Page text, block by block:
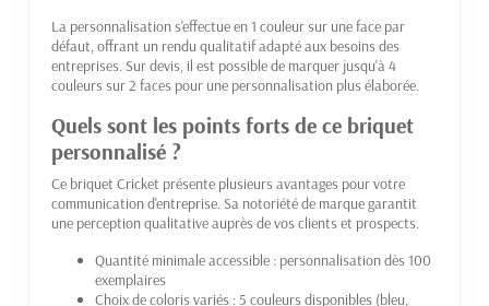
La personnalisation s'effectue en 1 couleur sur une face par
défaut, offrant un rendu qualitatif adapté aux besoins des
entreprises. Sur devis, il est possible de marquer jusqu'à 4
couleurs sur 2 faces pour une personnalisation plus élaborée.
Quels sont les points forts de ce briquet
personnalisé ?
Ce briquet Cricket présente plusieurs avantages pour votre
communication d'entreprise. Sa notoriété de marque garantit
une perception qualitative auprès de vos clients et prospects.
Quantité minimale accessible : personnalisation dès 100
exemplaires
Choix de coloris variés : 5 couleurs disponibles (bleu,